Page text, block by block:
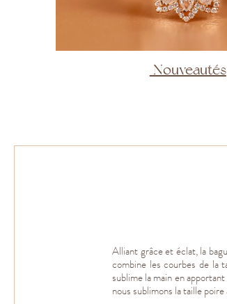
Nouveautés
Alliant grâce et éclat, la
combine les courbes de la
sublime la main en
nous sublimons la taille